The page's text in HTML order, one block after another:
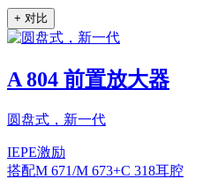
+ 对比
A 804 前置放大器
圆盘式，新一代
IEPE激励
搭配M 671/M 673+C 318耳腔